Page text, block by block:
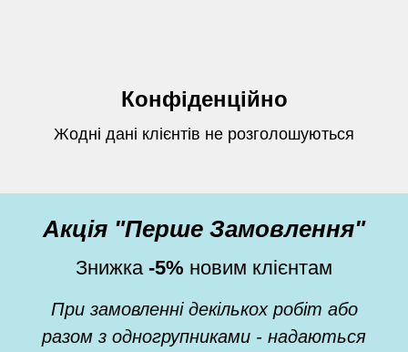
Конфіденційно
Жодні дані клієнтів не розголошуються
Акція "Перше Замовлення"
Знижка -5% новим клієнтам
При замовленні декількох робіт або
разом з одногрупниками - надаються